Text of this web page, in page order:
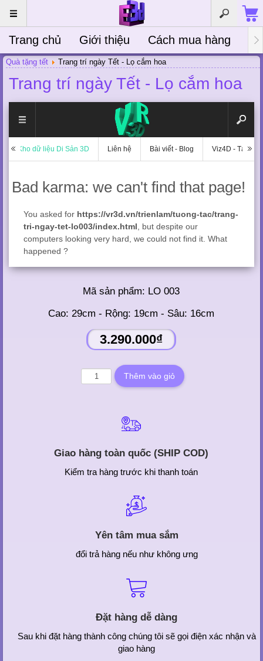
Trang chủ Giới thiệu Cách mua hàng
Quà tặng tết Trang trí ngày Tết - Lọ cắm hoa
Trang trí ngày Tết - Lọ cắm hoa
Mã sản phẩm: LO 003
Cao: 29cm - Rộng: 19cm - Sâu: 16cm
3.290.000₫
Giao hàng toàn quốc (SHIP COD)
Kiểm tra hàng trước khi thanh toán
Yên tâm mua sắm
đổi trả hàng nếu như không ưng
Đặt hàng dễ dàng
Sau khi đặt hàng thành công chúng tôi sẽ gọi điện xác nhận và
giao hàng